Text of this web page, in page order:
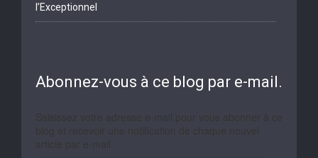
l’Exceptionnel
Abonnez-vous à ce blog par e-mail.